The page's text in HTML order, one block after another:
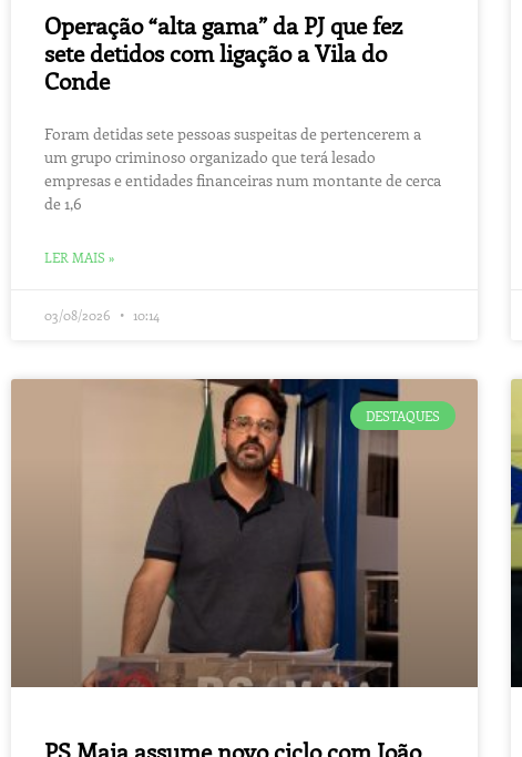
Operação “alta gama” da PJ que fez
sete detidos com ligação a Vila do
Conde
Foram detidas sete pessoas suspeitas de pertencerem a
um grupo criminoso organizado que terá lesado
empresas e entidades financeiras num montante de cerca
de 1,6
LER MAIS »
03/08/2026 10:14
DESTAQUES
PS Maia assume novo ciclo com João